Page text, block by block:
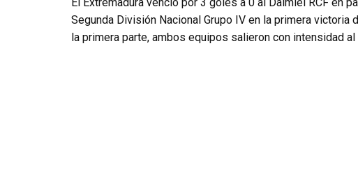
Segunda División Nacional Grupo IV en la primera victoria
la primera parte, ambos equipos salieron con intensidad